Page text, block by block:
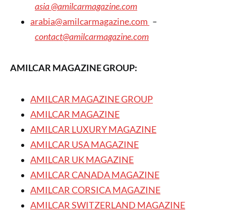
asia@amilcarmagazine.com
arabia@amilcarmagazine.com –
contact@amilcarmagazine.com
AMILCAR MAGAZINE GROUP:
AMILCAR MAGAZINE GROUP
AMILCAR MAGAZINE
AMILCAR LUXURY MAGAZINE
AMILCAR USA MAGAZINE
AMILCAR UK MAGAZINE
AMILCAR CANADA MAGAZINE
AMILCAR CORSICA MAGAZINE
AMILCAR SWITZERLAND MAGAZINE